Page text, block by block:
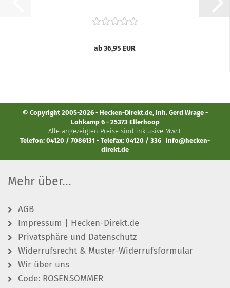
ab 36,95 EUR
© Copyright 2005-2026 - Hecken-Direkt.de, Inh. Gerd Wrage -
Lohkamp 6 - 25373 Ellerhoop
- Alle angezeigten Preise sind inklusive MwSt. -
Telefon: 04120 / 7086131 - Telefax: 04120 / 336 info@hecken-
direkt.de
Mehr über...
AGB
Impressum | Hecken-Direkt.de
Privatsphäre und Datenschutz
Widerrufsrecht & Muster-Widerrufsformular
Wir über uns
Code: ROSENSOMMER